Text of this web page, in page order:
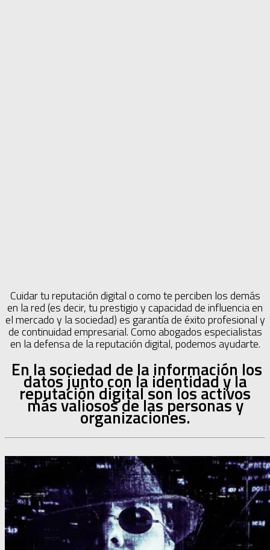
Cuidar tu reputación digital o como te perciben los demás
en la red (es decir, tu prestigio y capacidad de influencia en
el mercado y la sociedad) es garantía de éxito profesional y
de continuidad empresarial. Como abogados especialistas
en la defensa de la reputación digital, podemos ayudarte.
En la sociedad de la información los
datos junto con la identidad y la
reputación digital son los activos
más valiosos de las personas y
organizaciones.